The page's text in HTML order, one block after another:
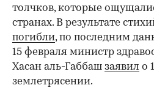
толчков, которые
странах. В результате
погибли, по последним
15 февраля министр
Хасан аль-Габбаш заявил о
землетрясении.